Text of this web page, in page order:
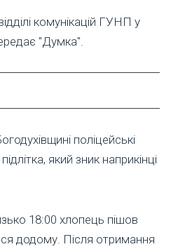
комунікацій ГУНП у
"Думка".
поліцейські
який зник наприкінці
18:00 хлопець пішов
додому. Після отримання